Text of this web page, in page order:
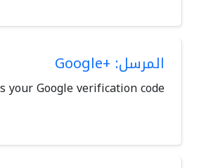
المرسل: +Google
your Google verification code.